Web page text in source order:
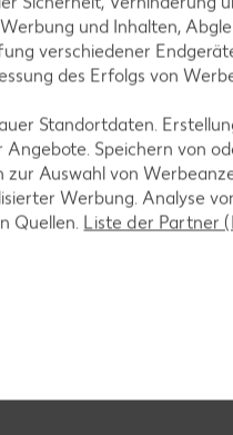
Rezepte
Rezepte
Rezepte
Rezepte
und Inhalten,
verschiedener
des Erfolgs von
Standortdaten.
Angebote. Speichern von
Auswahl von
Werbung. Analyse
Quellen. Liste der Partner